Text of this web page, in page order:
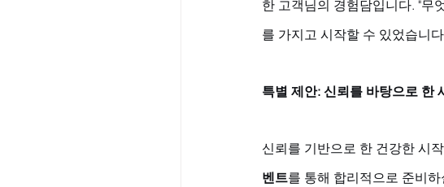
한 고객님의 경험담입니다. "무
를 가지고 시작할 수 있었습니
특별 제안: 신뢰를 바탕으로 한
신뢰를 기반으로 한 건강한 시
벤트를 통해 합리적으로 준비